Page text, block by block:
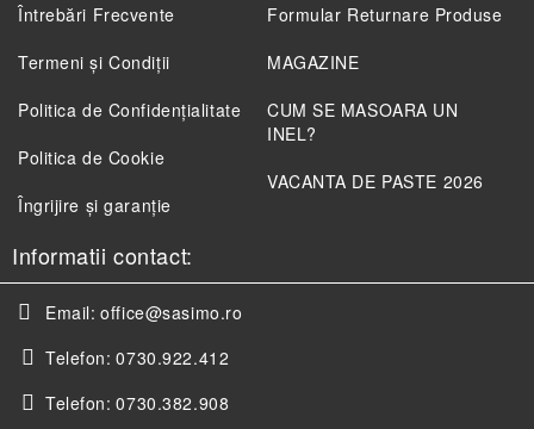
Întrebări Frecvente
Formular Returnare Produse
Termeni și Condiții
Politica de Confidenţialitate
Politica de Cookie
Îngrijire și garanție
MAGAZINE
CUM SE MASOARA UN
INEL?
VACANTA DE PASTE 2026
Informatii contact:
Email: office@sasimo.ro
Telefon: 0730.922.412
Telefon: 0730.382.908